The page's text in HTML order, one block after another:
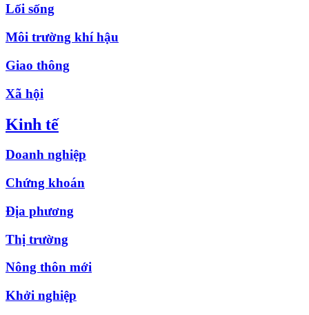
Lối sống
Môi trường khí hậu
Giao thông
Xã hội
Kinh tế
Doanh nghiệp
Chứng khoán
Địa phương
Thị trường
Nông thôn mới
Khởi nghiệp